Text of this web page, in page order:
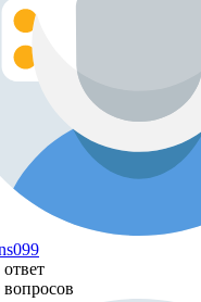
ответ
вопросов